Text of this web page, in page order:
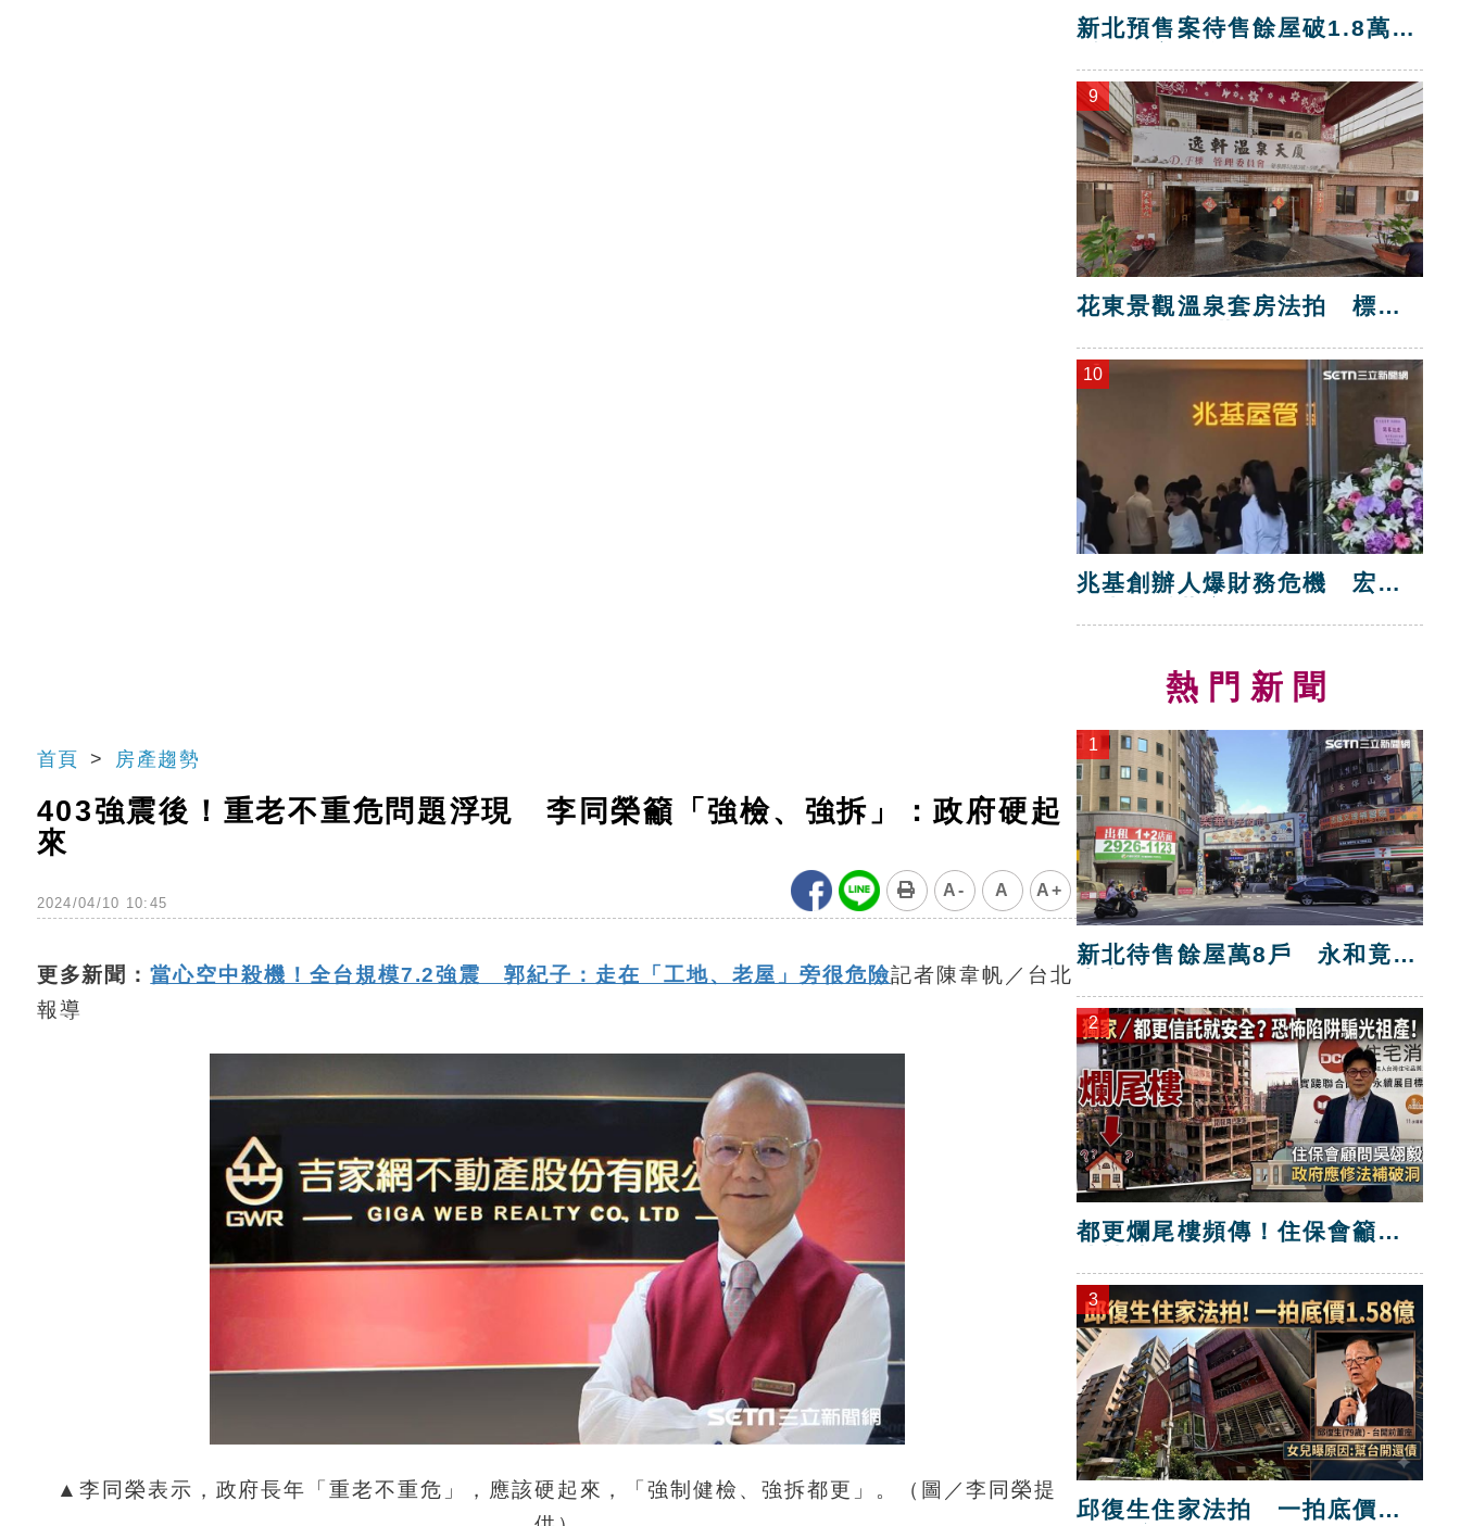
首頁 房產趨勢
403強震後！重老不重危問題浮現 李同榮籲「強檢、強拆」：政府硬起
來
2024/04/10 10:45
A- A A+
更多新聞：當心空中殺機！全台規模7.2強震 郭紀子：走在「工地、老屋」旁很危險記者陳韋帆／台北
報導
▲李同榮表示，政府長年「重老不重危」，應該硬起來，「強制健檢、強拆都更」。（圖／李同榮提
新北預售案待售餘屋破1.8萬
9
花東景觀溫泉套房法拍 標脫
10
兆基創辦人爆財務危機 宏碁
熱門新聞
1
新北待售餘屋萬8戶 永和竟只
2
都更爛尾樓頻傳！住保會籲修
3
邱復生住家法拍 一拍底價